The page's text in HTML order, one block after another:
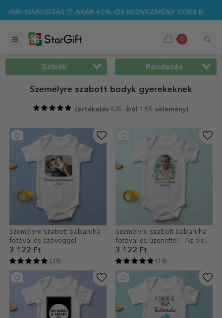
40%-OS KEDVEZMÉNY TÖBB MINT 100 SZEMÉLYRE
0
Szűrők Rendezés
Személyre szabott bodyk gyerekeknek
(értékelés 5/5 -ból 165 vélemény)
Személyre szabott babaruha
fotóval és szöveggel
3 122 Ft
(39)
Személyre szabott babaruha
fotóval és üzenettel – Az első
húsvétom
3 122 Ft
(18)